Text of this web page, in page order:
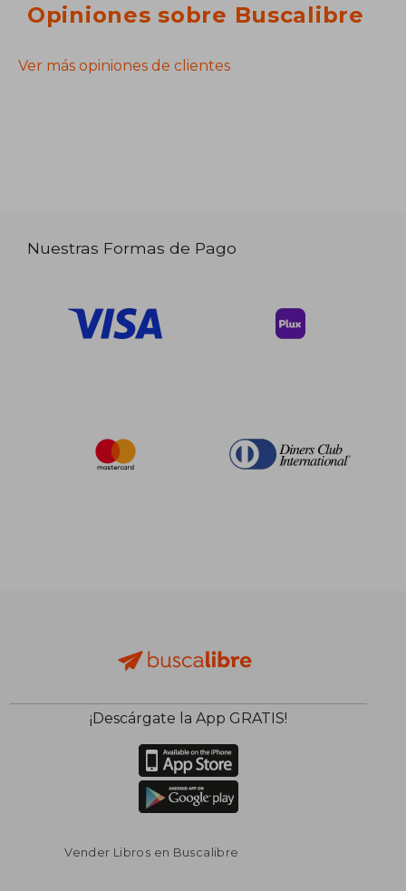
Opiniones sobre Buscalibre
Ver más opiniones de clientes
Nuestras Formas de Pago
¡Descárgate la App GRATIS!
Vender Libros en Buscalibre